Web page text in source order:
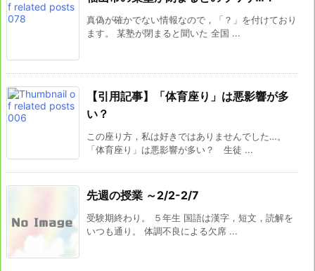
真偽が確かでない情報なので，「？」を付けており
ます。 某塾が閉まると聞いた 全国 ...
【引用記事】「体育座り」は悪影響が多
い？
この座り方，私は好きではありませんでした…。
「体育座り」は悪影響が多い？ 生徒 ...
先週の授業 ～2/2-2/7
受験期終わり。 ５年生 国語は漢字，短文，読解を
いつも通り。 体調不良による欠席 ...